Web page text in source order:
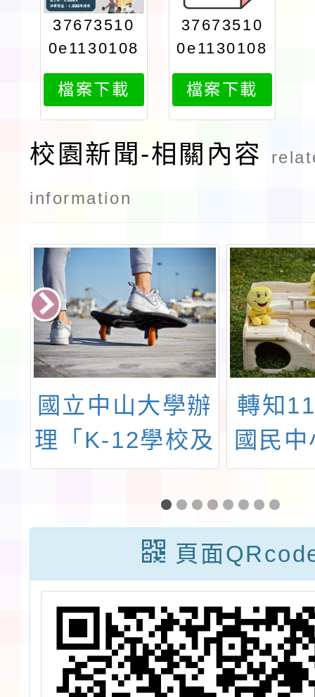
37673510
0e1130108
348attach
2
檔案下載
37673510
0e1130108
348attach
1
檔案下載
校園新聞-相關內容
information
國立中山大學辦
理「K-12學校及
教育場域室內空
氣品質改善論
壇」
轉知
國民
洋教
頁面